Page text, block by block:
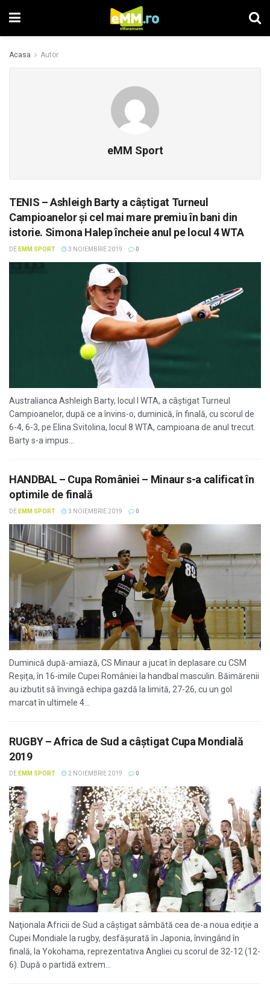
Acasa Autor
eMM Sport
TENIS – Ashleigh Barty a câştigat Turneul
Campioanelor şi cel mai mare premiu în bani din
istorie. Simona Halep încheie anul pe locul 4 WTA
DE EMM SPORT 3 NOIEMBRIE 2019 0
Australianca Ashleigh Barty, locul I WTA, a câştigat Turneul
Campioanelor, după ce a învins-o, duminică, în finală, cu scorul de
6-4, 6-3, pe Elina Svitolina, locul 8 WTA, campioana de anul trecut.
Barty s-a impus...
HANDBAL – Cupa României – Minaur s-a calificat în
optimile de finală
DE EMM SPORT 3 NOIEMBRIE 2019 0
Duminică după-amiază, CS Minaur a jucat în deplasare cu CSM
Reșița, în 16-imile Cupei României la handbal masculin. Băimărenii
au izbutit să învingă echipa gazdă la limită, 27-26, cu un gol
marcat în ultimele 4...
RUGBY – Africa de Sud a câștigat Cupa Mondială
2019
DE EMM SPORT 2 NOIEMBRIE 2019 0
Naţionala Africii de Sud a câştigat sâmbătă cea de-a noua ediţie a
Cupei Mondiale la rugby, desfăşurată în Japonia, învingând în
finală, la Yokohama, reprezentativa Angliei cu scorul de 32-12 (12-
6). După o partidă extrem...